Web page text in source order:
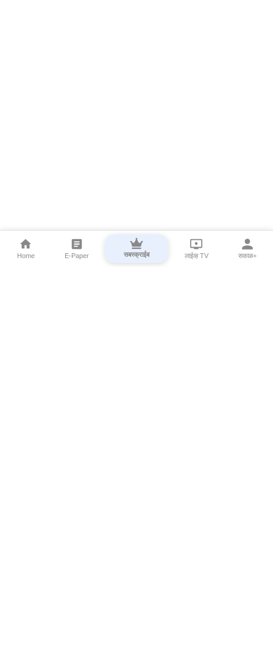
Home E-Paper सबस्क्राईब लाईव्ह TV सकाळ+